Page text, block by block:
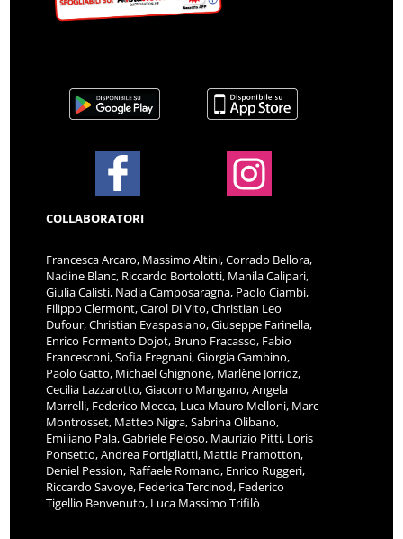
COLLABORATORI
Francesca Arcaro, Massimo Altini, Corrado Bellora,
Nadine Blanc, Riccardo Bortolotti, Manila Calipari,
Giulia Calisti, Nadia Camposaragna, Paolo Ciambi,
Filippo Clermont, Carol Di Vito, Christian Leo
Dufour, Christian Evaspasiano, Giuseppe Farinella,
Enrico Formento Dojot, Bruno Fracasso, Fabio
Francesconi, Sofia Fregnani, Giorgia Gambino,
Paolo Gatto, Michael Ghignone, Marlène Jorrioz,
Cecilia Lazzarotto, Giacomo Mangano, Angela
Marrelli, Federico Mecca, Luca Mauro Melloni, Marc
Montrosset, Matteo Nigra, Sabrina Olibano,
Emiliano Pala, Gabriele Peloso, Maurizio Pitti, Loris
Ponsetto, Andrea Portigliatti, Mattia Pramotton,
Deniel Pession, Raffaele Romano, Enrico Ruggeri,
Riccardo Savoye, Federica Tercinod, Federico
Tigellio Benvenuto, Luca Massimo Trifilò